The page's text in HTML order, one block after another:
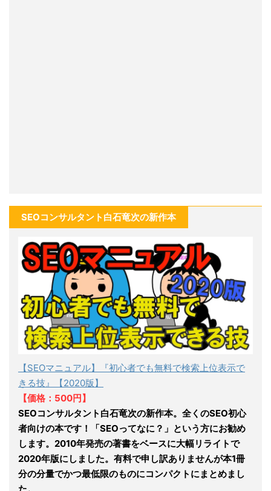
SEOコンサルタント白石竜次の新作本
【SEOマニュアル】『初心者でも無料で検索上位表示で
きる技』【2020版】
【価格：500円】
SEOコンサルタント白石竜次の新作本。全くのSEO初心
者向けの本です！「SEOってなに？」という方にお勧め
します。2010年発売の著書をベースに大幅リライトで
2020年版にしました。有料で申し訳ありませんが本1冊
分の分量でかつ最低限のものにコンパクトにまとめまし